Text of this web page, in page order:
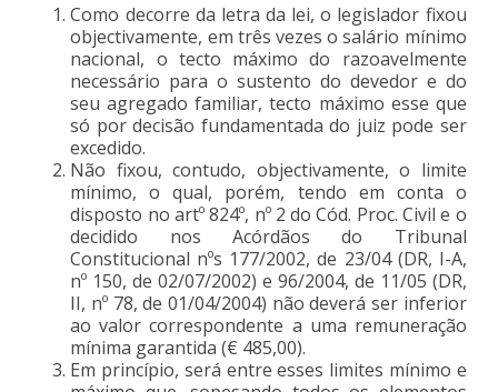
Como decorre da letra da lei, o legislador fixou
objectivamente, em três vezes o salário mínimo
nacional, o tecto máximo do razoavelmente
necessário para o sustento do devedor e do
seu agregado familiar, tecto máximo esse que
só por decisão fundamentada do juiz pode ser
excedido.
Não fixou, contudo, objectivamente, o limite
mínimo, o qual, porém, tendo em conta o
disposto no artº 824º, nº 2 do Cód. Proc. Civil e o
decidido nos Acórdãos do Tribunal
Constitucional nºs 177/2002, de 23/04 (DR, I-A,
nº 150, de 02/07/2002) e 96/2004, de 11/05 (DR,
II, nº 78, de 01/04/2004) não deverá ser inferior
ao valor correspondente a uma remuneração
mínima garantida (€ 485,00).
Em princípio, será entre esses limites mínimo e